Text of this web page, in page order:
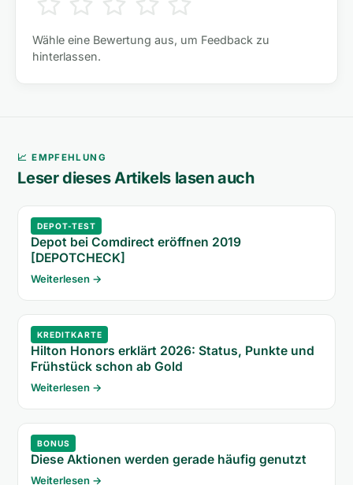
Wähle eine Bewertung aus, um Feedback zu
hinterlassen.
📈 EMPFEHLUNG
Leser dieses Artikels lasen auch
DEPOT-TEST
Depot bei Comdirect eröffnen 2019
[DEPOTCHECK]
Weiterlesen →
KREDITKARTE
Hilton Honors erklärt 2026: Status, Punkte und
Frühstück schon ab Gold
Weiterlesen →
BONUS
Diese Aktionen werden gerade häufig genutzt
Weiterlesen →